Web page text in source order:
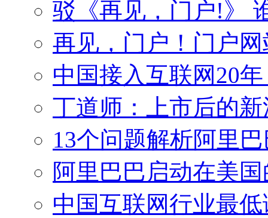
驳《再见，门户!》
再见，门户！门户
中国接入互联网20
丁道师：上市后的
13个问题解析阿里
阿里巴巴启动在美
中国互联网行业最